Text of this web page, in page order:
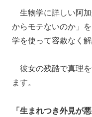
生物学に詳しい阿
からモテないのか」
学を使って容赦なく解
彼女の残酷で真理
ます。
「生まれつき外見が